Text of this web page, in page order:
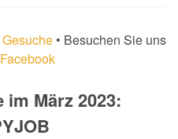
Gesuche • Besuchen Sie uns
Facebook
März 2023: